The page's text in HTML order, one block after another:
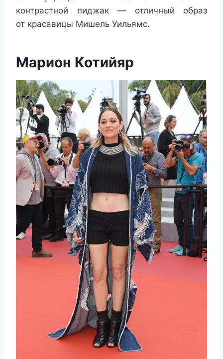
контрастной пиджак — отличный образ
от красавицы Мишель Уильямс.
Марион Котийяр